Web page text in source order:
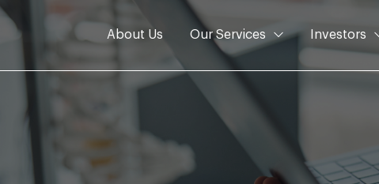
About Us Our Services Investors